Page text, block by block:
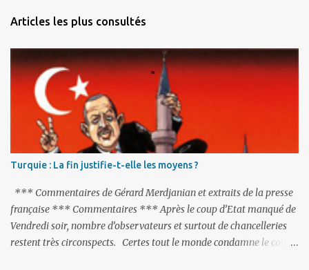
n
i
Articles les plus consultés
Turquie : La fin justifie-t-elle les moyens ?
*** Commentaires de Gérard Merdjanian et extraits de la presse
française *** Commentaires *** Après le coup d’Etat manqué de
Vendredi soir, nombre d’observateurs et surtout de chancelleries
restent très circonspects. Certes tout le monde condamne le coup